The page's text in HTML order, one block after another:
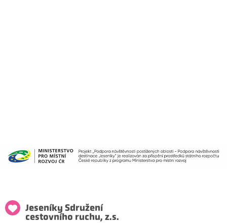
Jeseníky Sdružení
cestovního ruchu, z.s.